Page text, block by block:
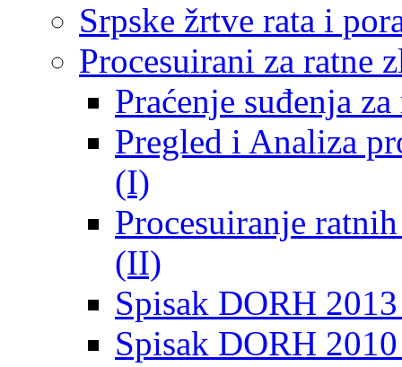
Srpske žrtve rata i
Procesuirani za ratne
Praćenje suđenja
Pregled i Analiza
(I)
Procesuiranje
(II)
Spisak DORH
Spisak DORH